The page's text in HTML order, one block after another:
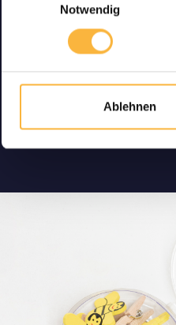
Notwendig
Ablehnen